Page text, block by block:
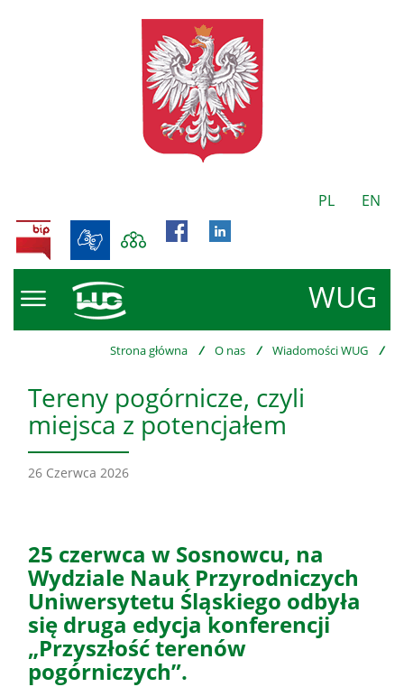
PL EN
WUG
BIP
Strona główna / O nas / Wiadomości WUG /
Tereny pogórnicze, czyli
miejsca z potencjałem
26 Czerwca 2026
25 czerwca w Sosnowcu, na
Wydziale Nauk Przyrodniczych
Uniwersytetu Śląskiego odbyła
się druga edycja konferencji
„Przyszłość terenów
pogórniczych”.